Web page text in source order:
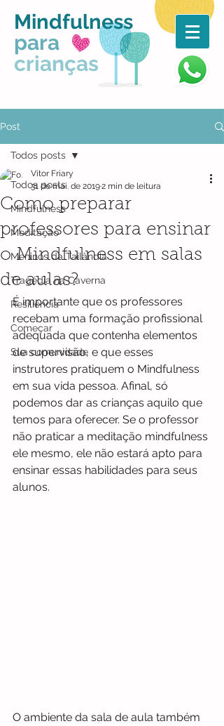
Mindfulness
para
crianças
Post
Todos posts
Mindfulness
Meditação
Meninos da Tailândia
Tragédia na Caverna
Resiliência
Começar
Sua comunidade
Todos posts
Como preparar
professores para ensinar
o Mindfulness em salas
de aulas?
Vitor Friary
31 de mai. de 20192 min de leitura
É importante que os professores
recebam uma formação profissional
adequada que contenha elementos
de supervisão, e que esses
instrutores pratiquem o Mindfulness
em sua vida pessoa. Afinal, só
podemos dar as crianças aquilo que
temos para oferecer. Se o professor
não praticar a meditação mindfulness
ele mesmo, ele não estará apto para
ensinar essas habilidades para seus
alunos.
O ambiente da sala de aula também